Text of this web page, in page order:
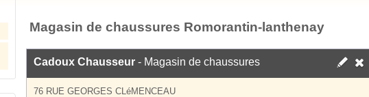
Magasin de chaussures Romorantin-lanthenay
Cadoux Chausseur - Magasin de chaussures
76 RUE GEORGES CLéMENCEAU